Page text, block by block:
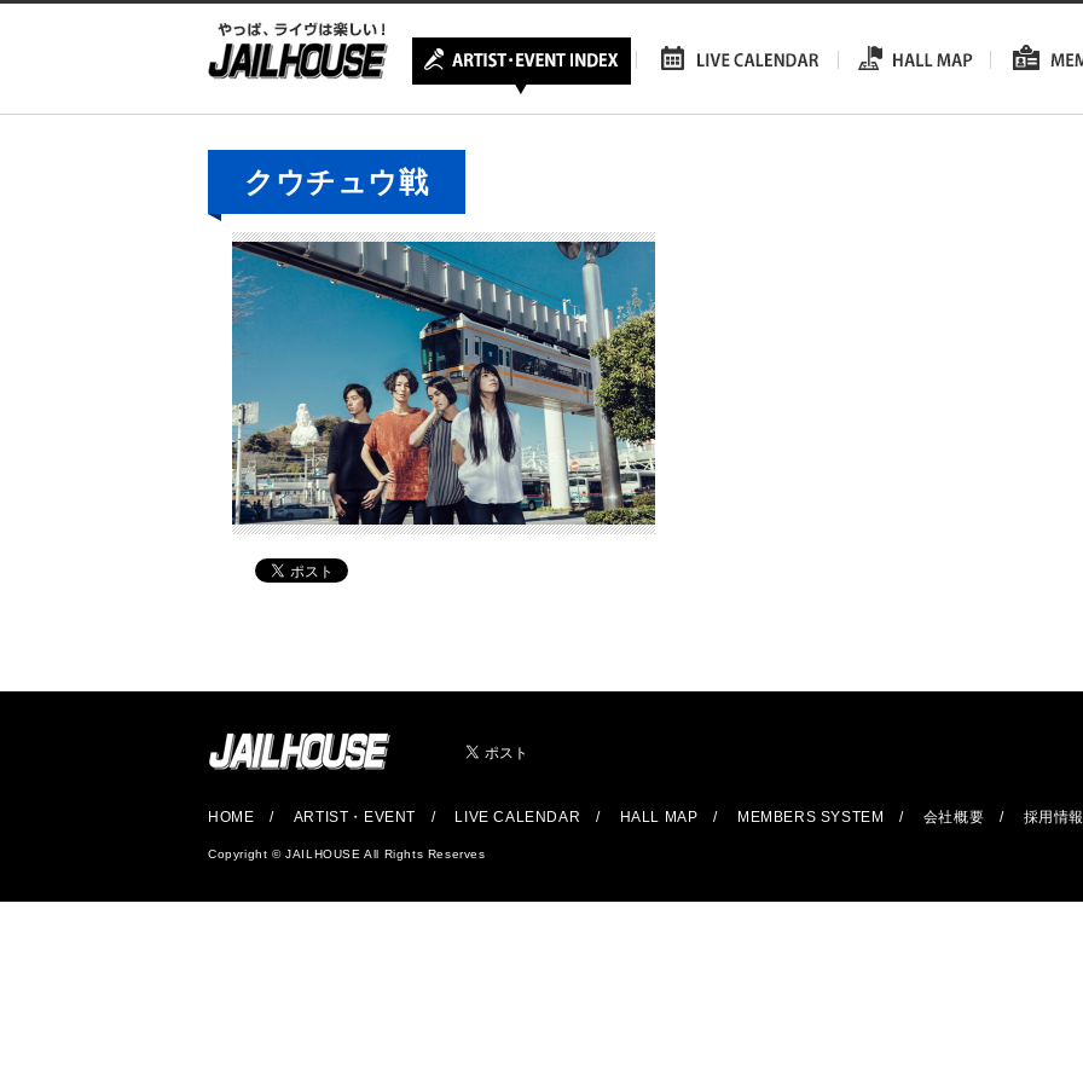
クウチュウ戦
HOME ARTIST・EVENT LIVE CALENDAR HALL MAP MEMBERS SYSTEM 会社概要 採用情報
Copyright © JAILHOUSE All Rights Reserves